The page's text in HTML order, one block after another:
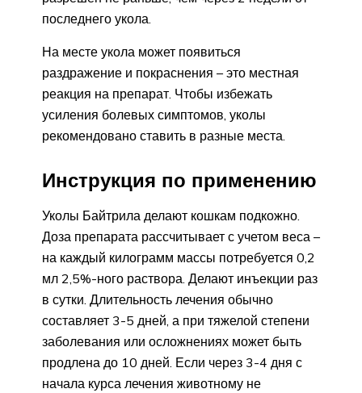
последнего укола.
На месте укола может появиться
раздражение и покраснения – это местная
реакция на препарат. Чтобы избежать
усиления болевых симптомов, уколы
рекомендовано ставить в разные места.
Инструкция по применению
Уколы Байтрила делают кошкам подкожно.
Доза препарата рассчитывает с учетом веса –
на каждый килограмм массы потребуется 0,2
мл 2,5%-ного раствора. Делают инъекции раз
в сутки. Длительность лечения обычно
составляет 3-5 дней, а при тяжелой степени
заболевания или осложнениях может быть
продлена до 10 дней. Если через 3-4 дня с
начала курса лечения животному не